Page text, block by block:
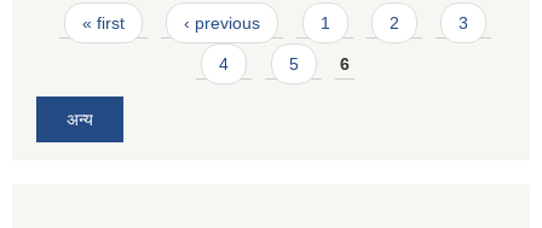
Pages
« first ‹ previous 1 2 3
4 5 6
अन्य